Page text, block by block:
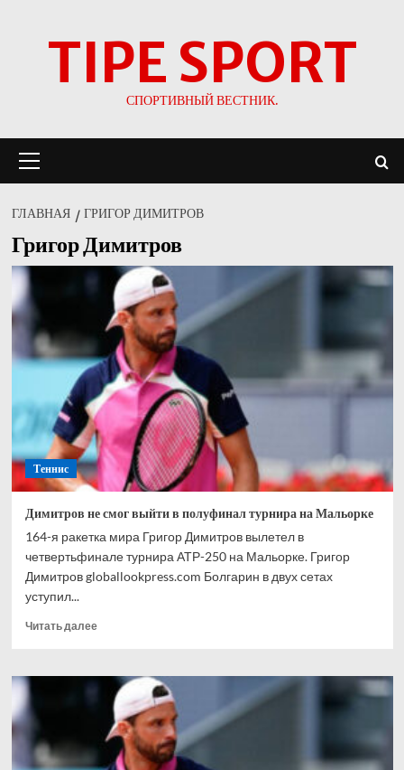
TIPE SPORT
СПОРТИВНЫЙ ВЕСТНИК.
меню
ГЛАВНАЯ ГРИГОР ДИМИТРОВ
Григор Димитров
Теннис
Димитров не смог выйти в полуфинал турнира на Мальорке
164-я ракетка мира Григор Димитров вылетел в
четвертьфинале турнира АТР-250 на Мальорке. Григор
Димитров globallookpress.com Болгарин в двух сетах
уступил...
Читать далееПрочитать
Димитров
смог
выйти
полуфинал